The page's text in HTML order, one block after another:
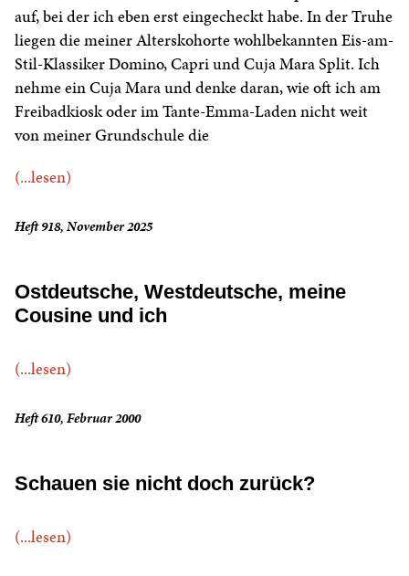
auf, bei der ich eben erst eingecheckt habe. In der Truhe
liegen die meiner Alterskohorte wohlbekannten Eis-am-
Stil-Klassiker Domino, Capri und Cuja Mara Split. Ich
nehme ein Cuja Mara und denke daran, wie oft ich am
Freibadkiosk oder im Tante-Emma-Laden nicht weit
von meiner Grundschule die
(...lesen)
Heft 918, November 2025
Ostdeutsche, Westdeutsche, meine
Cousine und ich
(...lesen)
Heft 610, Februar 2000
Schauen sie nicht doch zurück?
(...lesen)